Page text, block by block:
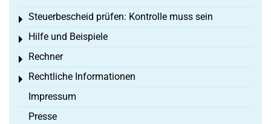
Steuerbescheid prüfen: Kontrolle muss sein
Toggle menu
Hilfe und Beispiele
Toggle menu
Rechner
Toggle menu
Rechtliche Informationen
Toggle menu
Impressum
Presse